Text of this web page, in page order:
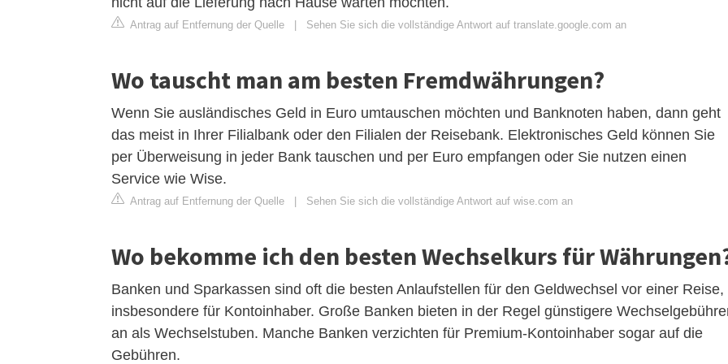
Antrag auf Entfernung der Quelle | Sehen Sie sich die vollständige Antwort auf translate.google.com an
Wo tauscht man am besten Fremdwährungen?
Wenn Sie ausländisches Geld in Euro umtauschen möchten und Banknoten haben, dann geht
das meist in Ihrer Filialbank oder den Filialen der Reisebank. Elektronisches Geld können Sie
per Überweisung in jeder Bank tauschen und per Euro empfangen oder Sie nutzen einen
Service wie Wise.
Antrag auf Entfernung der Quelle | Sehen Sie sich die vollständige Antwort auf wise.com an
Wo bekomme ich den besten Wechselkurs für
Banken und Sparkassen sind oft die besten Anlaufstellen für den Geldwechsel vor einer Reise,
insbesondere für Kontoinhaber. Große Banken bieten in der Regel günstigere
an als Wechselstuben. Manche Banken verzichten für Premium-Kontoinhaber sogar auf die
Gebühren.